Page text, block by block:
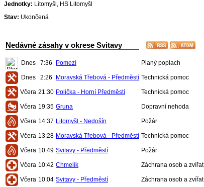
Jednotky: Litomyšl, HS Litomyšl
Stav: Ukončená
Nedávné zásahy v okrese Svitavy
Dnes 7:36 Pomezí Planý poplach
Dnes 2:26 Moravská Třebová - Předměstí Technická pomoc
Včera 21:30 Polička - Horní Předměstí Technická pomoc
Včera 19:35 Gruna Dopravní nehoda
Včera 14:37 Litomyšl - Nedošín Požár
Včera 13:28 Moravská Třebová - Předměstí Technická pomoc
Včera 10:49 Svitavy - Předměstí Požár
Včera 10:42 Chmelík Záchrana osob a zvířat
Včera 10:04 Svitavy - Předměstí Záchrana osob a zvířat